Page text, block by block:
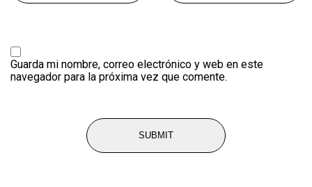
Guarda mi nombre, correo electrónico y web en este
navegador para la próxima vez que comente.